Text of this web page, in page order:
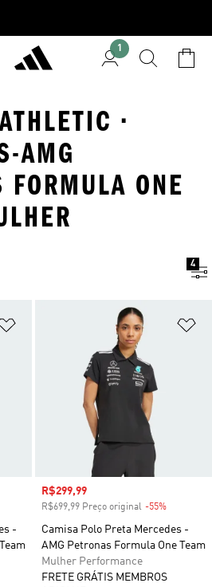
1
·
AMG
FORMULA ONE
4
Adicionar à Lista de Desejos
-
Preço com desconto
R$299,99
R$699,99 Preço original -55%
Camisa Polo Preta Mercedes -
AMG Petronas Formula One Team
Mulher Performance
FRETE GRÁTIS MEMBROS